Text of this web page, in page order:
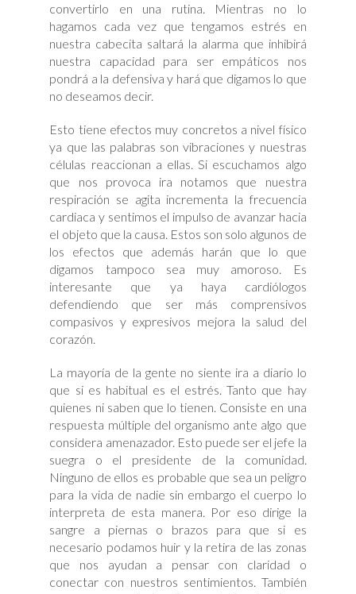
convertirlo en una rutina. Mientras no lo
hagamos cada vez que tengamos estrés en
nuestra cabecita saltará la alarma que inhibirá
nuestra capacidad para ser empáticos nos
pondrá a la defensiva y hará que digamos lo que
no deseamos decir.
Esto tiene efectos muy concretos a nivel físico
ya que las palabras son vibraciones y nuestras
células reaccionan a ellas. Si escuchamos algo
que nos provoca ira notamos que nuestra
respiración se agita incrementa la frecuencia
cardiaca y sentimos el impulso de avanzar hacia
el objeto que la causa. Estos son solo algunos de
los efectos que además harán que lo que
digamos tampoco sea muy amoroso. Es
interesante que ya haya cardiólogos
defendiendo que ser más comprensivos
compasivos y expresivos mejora la salud del
corazón.
La mayoría de la gente no siente ira a diario lo
que si es habitual es el estrés. Tanto que hay
quienes ni saben que lo tienen. Consiste en una
respuesta múltiple del organismo ante algo que
considera amenazador. Esto puede ser el jefe la
suegra o el presidente de la comunidad.
Ninguno de ellos es probable que sea un peligro
para la vida de nadie sin embargo el cuerpo lo
interpreta de esta manera. Por eso dirige la
sangre a piernas o brazos para que si es
necesario podamos huir y la retira de las zonas
que nos ayudan a pensar con claridad o
conectar con nuestros sentimientos. También